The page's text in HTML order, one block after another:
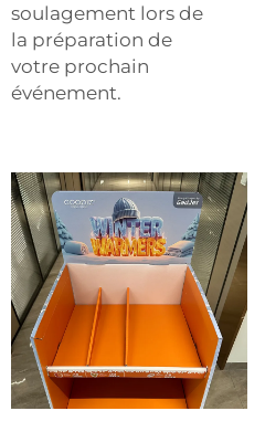
soulagement lors de
la préparation de
votre prochain
événement.